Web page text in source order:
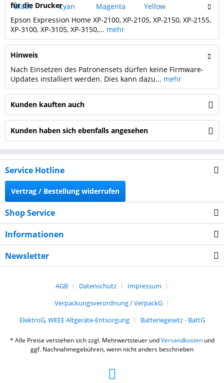
für die Drucker
Epson Expression Home XP-2100, XP-2105, XP-2150, XP-2155,
XP-3100, XP-3105, XP-3150,... mehr
Hinweis
Nach Einsetzen des Patronensets dürfen keine Firmware-
Updates installiert werden. Dies kann dazu... mehr
Kunden kauften auch
Kunden haben sich ebenfalls angesehen
Service Hotline
Vertrag / Bestellung widerrufen
Shop Service
Informationen
Newsletter
AGB Datenschutz
Impressum
Verpackungsverordnung / VerpackG
ElektroG, WEEE Altgeräte-Entsorgung
Batteriegesetz - BattG
* Alle Preise verstehen sich zzgl. Mehrwertsteuer undVersandkostenund
ggf. Nachnahmegebühren, wenn nicht anders beschrieben